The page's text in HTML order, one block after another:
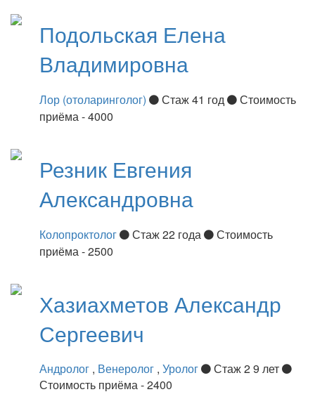
Подольская Елена
Владимировна
Лор (отоларинголог) Стаж 41 год
Стоимость
приёма - 4000
Резник Евгения
Александровна
Колопроктолог Стаж 22 года
Стоимость
приёма - 2500
Хазиахметов Александр
Сергеевич
Андролог , Венеролог , Уролог
Стаж 2 9 лет
Стоимость приёма - 2400